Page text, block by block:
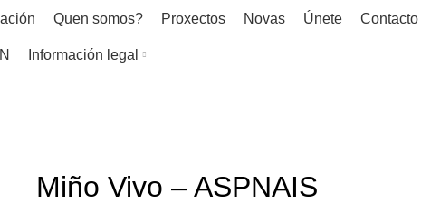
Quen somos? Proxectos Novas Únete Contacto
Información legal
Miño Vivo – ASPNAIS